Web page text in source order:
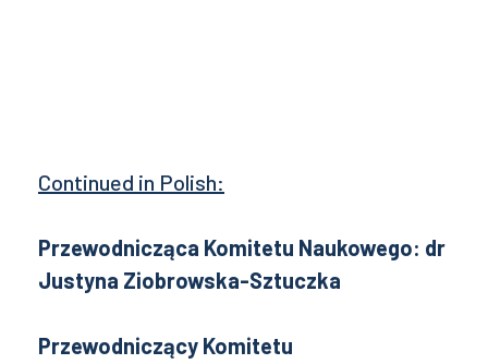
Continued in Polish:
Przewodnicząca Komitetu Naukowego: dr
Justyna Ziobrowska-Sztuczka
Przewodniczący Komitetu